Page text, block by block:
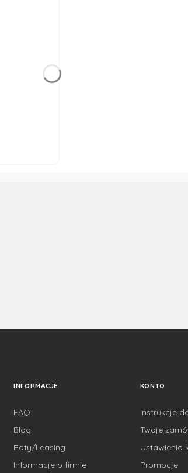
INFORMACJE
FAQ
Blog
Raty/Leasing
Informacje o firmie
KONTO
Instrukcje
Twoje
Ustawienia
Promocje